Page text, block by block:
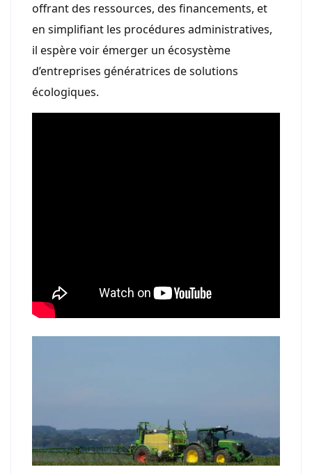
offrant des ressources, des financements, et
en simplifiant les procédures administratives,
il espère voir émerger un écosystème
d’entreprises génératrices de solutions
écologiques.